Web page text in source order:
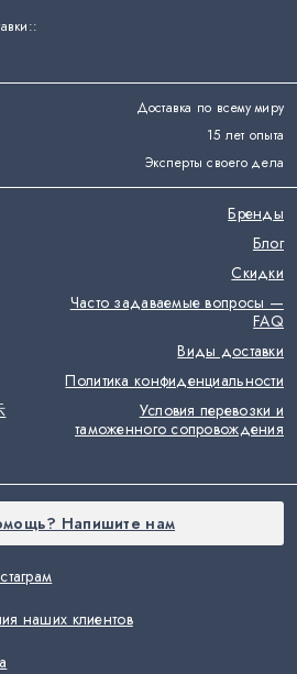
Доставка по всему миру
15 лет опыта
Эксперты своего дела
наших клиентов
Бренды
Блог
Скидки
Часто задаваемые вопросы —
FAQ
Виды доставки
Политика конфиденциальности
Условия перевозки и
таможенного сопровождения
:
Напишите нам